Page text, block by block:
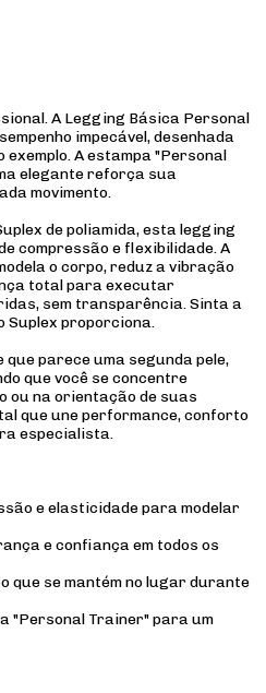
A Legging Básica Personal
impecável, desenhada
A estampa "Personal
elegante reforça sua
movimento.
de poliamida, esta legging
compressão e flexibilidade. A
o corpo, reduz a vibração
total para executar
sem transparência. Sinta a
Suplex proporciona.
parece uma segunda pele,
que você se concentre
ou na orientação de suas
que une performance, conforto
especialista.
e elasticidade para modelar
e confiança em todos os
que se mantém no lugar durante
"Personal Trainer" para um